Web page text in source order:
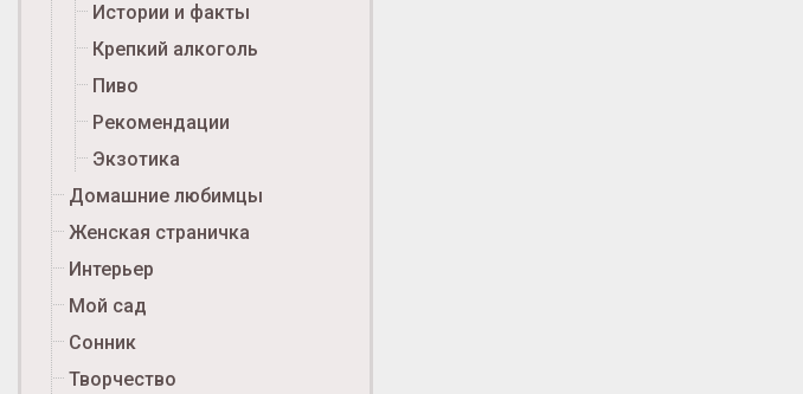
Истории и факты
Крепкий алкоголь
Пиво
Рекомендации
Экзотика
Домашние любимцы
Женская страничка
Интерьер
Мой сад
Сонник
Творчество